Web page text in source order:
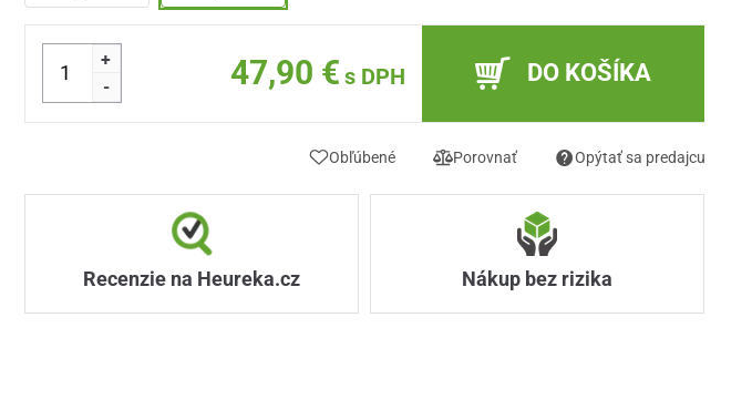
+
-
47,90 € s DPH DO KOŠÍKA
Obľúbené Porovnať Opýtať sa predajcu
Recenzie na Heureka.cz Nákup bez rizika